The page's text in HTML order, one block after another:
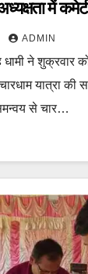
में
ADMIN
ने शुक्रवार
यात्रा की
से चार…